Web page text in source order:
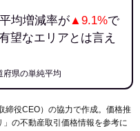
均増減率が▲9.1%で
望なエリアとは言え
県の単純平均
役CEO）の協力で作成。価格推
」の不動産取引価格情報を参考に